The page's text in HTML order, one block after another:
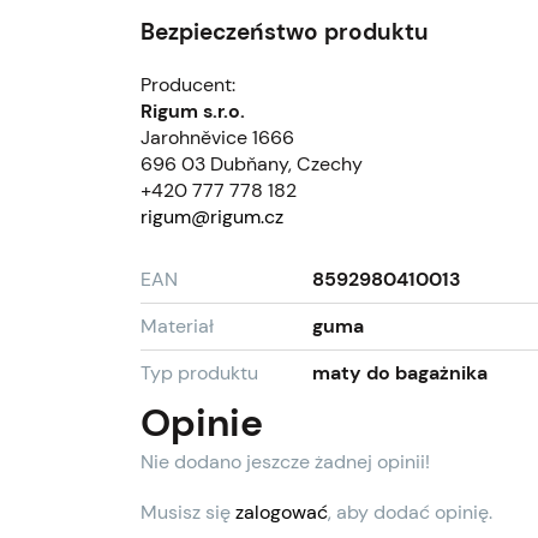
Bezpieczeństwo produktu
Producent:
Rigum s.r.o.
Jarohněvice 1666
696 03 Dubňany, Czechy
+420 777 778 182
rigum@rigum.cz
EAN
8592980410013
Materiał
guma
Typ produktu
maty do bagażnika
Opinie
Nie dodano jeszcze żadnej opinii!
Musisz sięzalogować, aby dodać opinię.